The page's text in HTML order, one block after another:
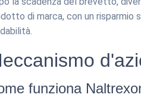
di marca, con un risparmio
funziona